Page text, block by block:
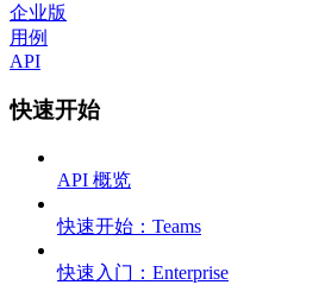
企业版
用例
API
快速开始
API 概览
快速开始：Teams
快速入门：Enterprise